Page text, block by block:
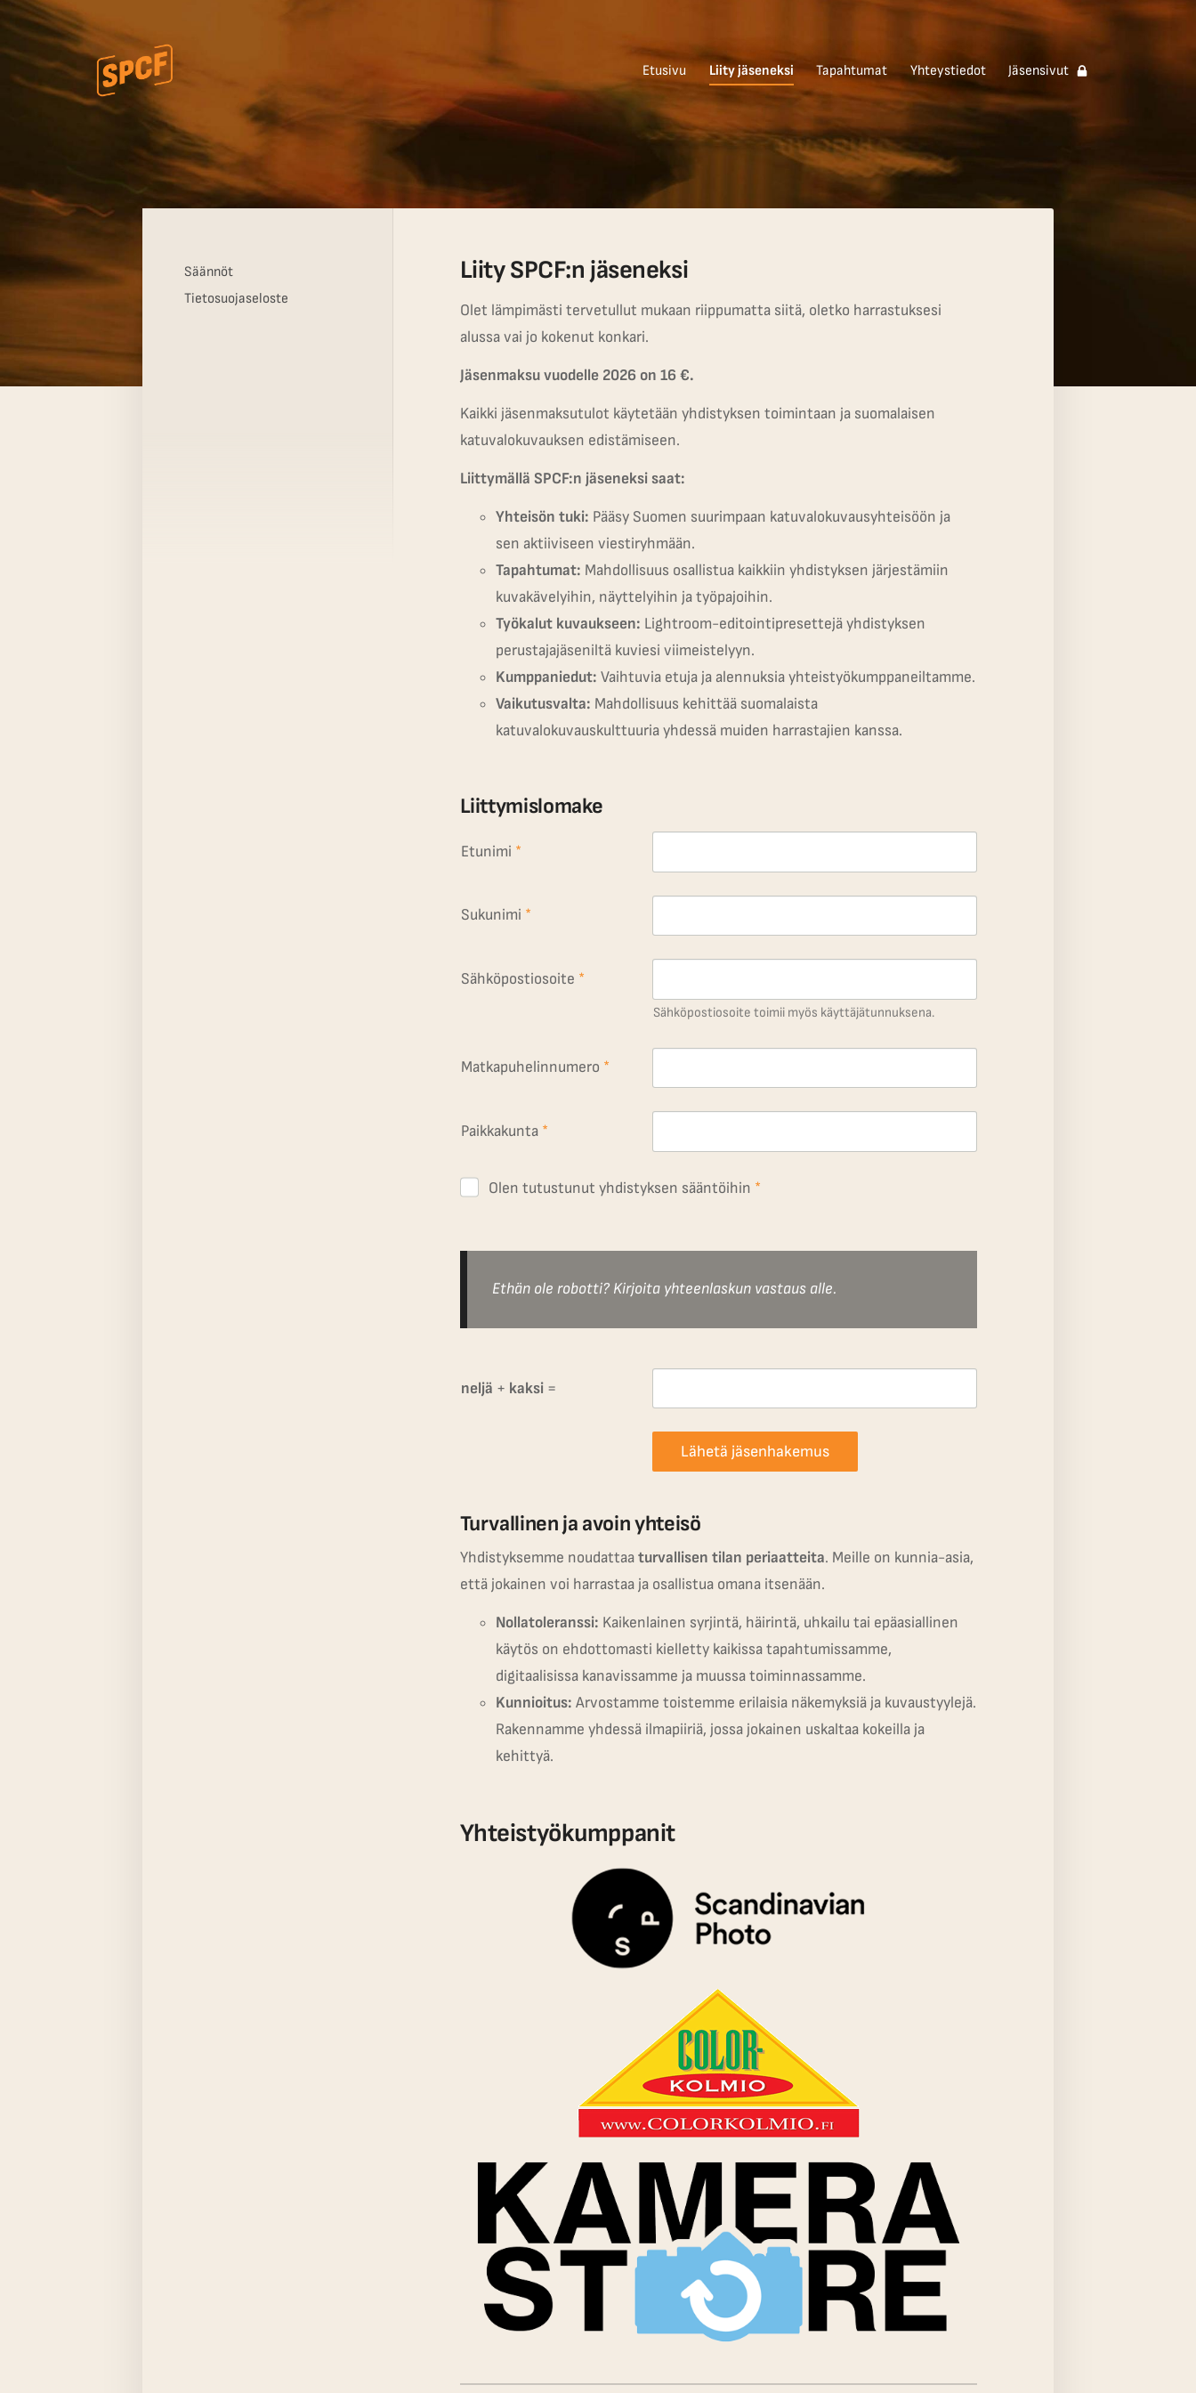
Siirry
sivun
sisältöön
Katuvalokuvauskollektiivi ry Etusivu Liity jäseneksi Tapahtumat Yhteystiedot Jäsensivut
Säännöt
Tietosuojaseloste
Liity SPCF:n jäseneksi
Olet lämpimästi tervetullut mukaan riippumatta siitä, oletko harrastuksesi
alussa vai jo kokenut konkari.
Jäsenmaksu vuodelle 2026 on 16 €.
Kaikki jäsenmaksutulot käytetään yhdistyksen toimintaan ja suomalaisen
katuvalokuvauksen edistämiseen.
Liittymällä SPCF:n jäseneksi saat:
Yhteisön tuki: Pääsy Suomen suurimpaan katuvalokuvausyhteisöön ja
sen aktiiviseen viestiryhmään.
Tapahtumat: Mahdollisuus osallistua kaikkiin yhdistyksen järjestämiin
kuvakävelyihin, näyttelyihin ja työpajoihin.
Työkalut kuvaukseen: Lightroom-editointipresettejä yhdistyksen
perustajajäseniltä kuviesi viimeistelyyn.
Kumppaniedut: Vaihtuvia etuja ja alennuksia yhteistyökumppaneiltamme.
Vaikutusvalta: Mahdollisuus kehittää suomalaista
katuvalokuvauskulttuuria yhdessä muiden harrastajien kanssa.
Liittymislomake
Etunimi *
Sukunimi *
Sähköpostiosoite *
Sähköpostiosoite toimii myös käyttäjätunnuksena.
Matkapuhelinnumero *
Paikkakunta*
Olen tutustunut yhdistyksen sääntöihin *
Ethän ole robotti? Kirjoita yhteenlaskun vastaus alle.
neljä + kaksi=
Lähetä jäsenhakemus
Turvallinen ja avoin yhteisö
Yhdistyksemme noudattaaturvallisen tilan periaatteita. Meille on kunnia-asia,
että jokainen voi harrastaa ja osallistua omana itsenään.
Nollatoleranssi: Kaikenlainen syrjintä, häirintä, uhkailu tai epäasiallinen
käytös on ehdottomasti kielletty kaikissa tapahtumissamme,
digitaalisissa kanavissamme ja muussa toiminnassamme.
Kunnioitus: Arvostamme toistemme erilaisia näkemyksiä ja kuvaustyylejä.
Rakennamme yhdessä ilmapiiriä, jossa jokainen uskaltaa kokeilla ja
kehittyä.
Yhteistyökumppanit